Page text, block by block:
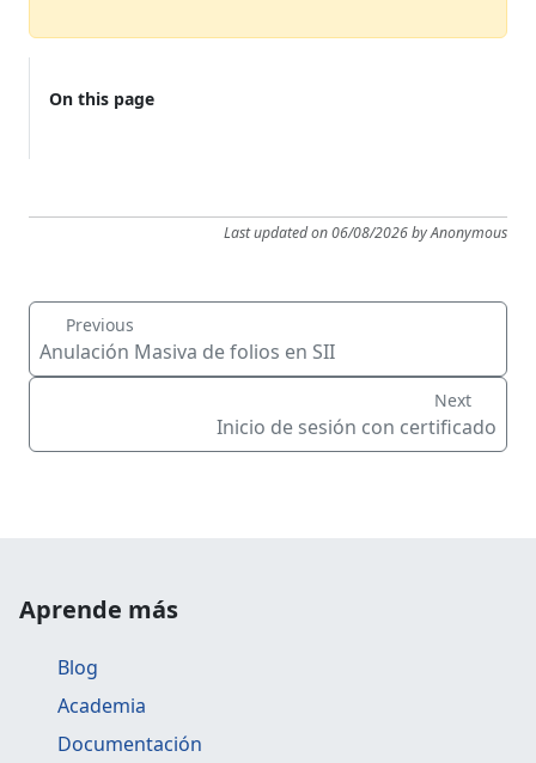
On this page
Last updated on 06/08/2026 by Anonymous
Previous
Anulación Masiva de folios en SII
Next
Inicio de sesión con certificado
Aprende más
Blog
Academia
Documentación